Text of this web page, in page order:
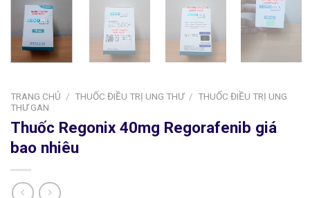
TRANG CHỦ / THUỐC ĐIỀU TRỊ UNG THƯ / THUỐC ĐIỀU TRỊ UNG
THƯ GAN
Thuốc Regonix 40mg Regorafenib giá
bao nhiêu